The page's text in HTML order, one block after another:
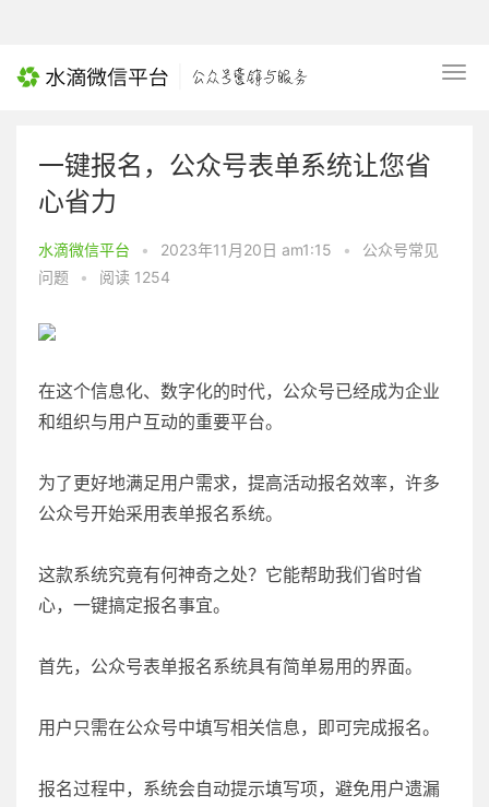
一键报名，公众号表单系统让您省
心省力
水滴微信平台 • 2023年11月20日 am1:15 •
公众号常见
问题
• 阅读 1254
在这个信息化、数字化的时代，公众号已经成为企业
和组织与用户互动的重要平台。
为了更好地满足用户需求，提高活动报名效率，许多
公众号开始采用表单报名系统。
这款系统究竟有何神奇之处？它能帮助我们省时省
心，一键搞定报名事宜。
首先，公众号表单报名系统具有简单易用的界面。
用户只需在公众号中填写相关信息，即可完成报名。
报名过程中，系统会自动提示填写项，避免用户遗漏